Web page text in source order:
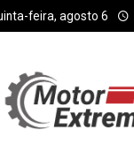
feira, agosto 6